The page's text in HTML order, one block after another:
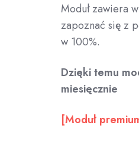
Moduł zawiera
zapoznać się z
w 100%.
Dzięki temu
miesięcznie
[Moduł